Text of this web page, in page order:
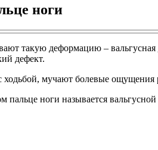
ноги
такую деформацию –
дефект.
мучают болевые ощущения